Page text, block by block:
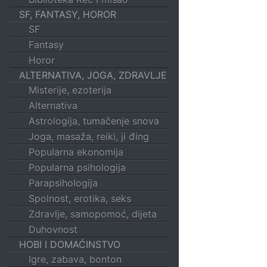
SF, FANTASY, HOROR
SF
Fantasy
Horor
ALTERNATIVA, JOGA, ZDRAVLJE
Misterije, ezoterija
Alternativa
Astrologija, tumačenje snova
Joga, masaža, reiki, ji đing
Popularna ekonomija
Popularna psihologija
Parapsihologija
Spolnost, erotika, seks
Zdravlje, samopomoć, dijeta
Duhovnost
HOBI I DOMAĆINSTVO
Igre, zabava, bonton